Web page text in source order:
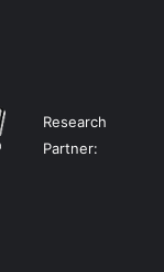
Research
Partner: